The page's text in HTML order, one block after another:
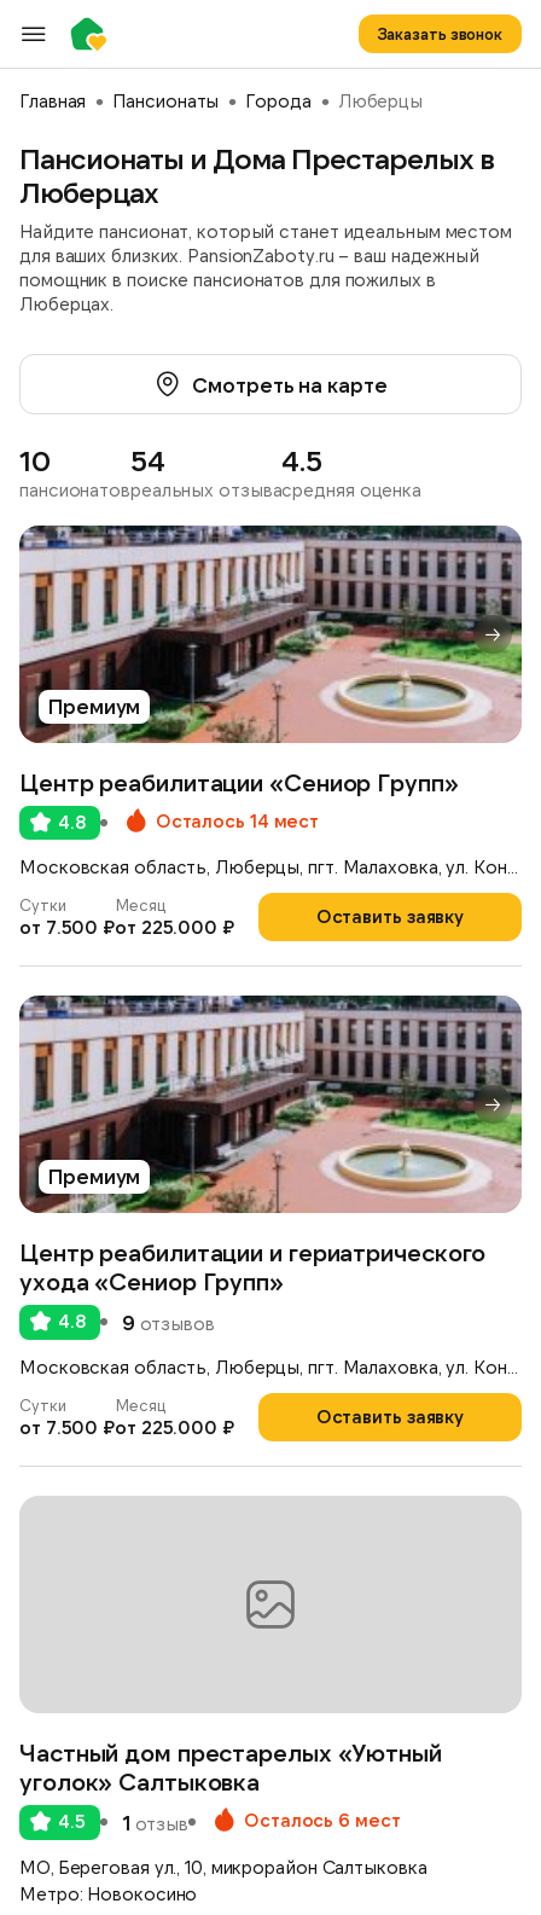
Заказать звонок
Главная Пансионаты Города Люберцы
Пансионаты и Дома Престарелых в
Люберцах
Найдите пансионат, который станет идеальным местом
для ваших близких. PansionZaboty.ru – ваш надежный
помощник в поиске пансионатов для пожилых в
Люберцах.
Смотреть на карте
10
пансионатов
54
реальных отзыва
4.5
средняя оценка
Премиум
Центр реабилитации «Сениор Групп»
4.8 Осталось 14 мест
Оставить заявку
Сутки
от 7.500 ₽
Месяц
от 225.000 ₽
Премиум
Центр реабилитации и гериатрического
ухода «Сениор Групп»
4.8 9 отзывов
Оставить заявку
Сутки
от 7.500 ₽
Месяц
от 225.000 ₽
Частный дом престарелых «Уютный
уголок» Салтыковка
4.5 1 отзыв Осталось 6 мест
МО, Береговая ул., 10, микрорайон Салтыковка
Метро: Новокосино